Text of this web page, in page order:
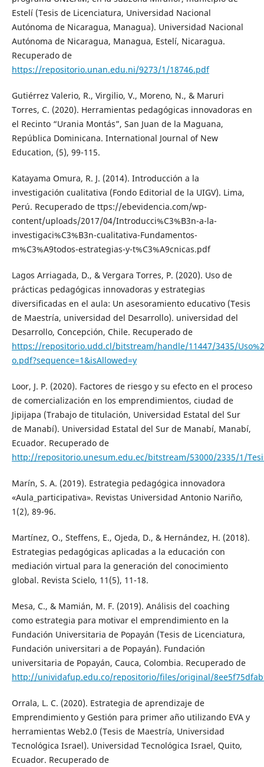
Estelí (Tesis de Licenciatura, Universidad Nacional
Autónoma de Nicaragua, Managua). Universidad Nacional
Autónoma de Nicaragua, Managua, Estelí, Nicaragua.
Recuperado de
https://repositorio.unan.edu.ni/9273/1/18746.pdf
Gutiérrez Valerio, R., Virgilio, V., Moreno, N., & Maruri
Torres, C. (2020). Herramientas pedagógicas innovadoras en
el Recinto “Urania Montás”, San Juan de la Maguana,
República Dominicana. International Journal of New
Education, (5), 99-115.
Katayama Omura, R. J. (2014). Introducción a la
investigación cualitativa (Fondo Editorial de la UIGV). Lima,
Perú. Recuperado de ttps://ebevidencia.com/wp-
content/uploads/2017/04/Introducci%C3%B3n-a-la-
investigaci%C3%B3n-cualitativa-Fundamentos-
m%C3%A9todos-estrategias-y-t%C3%A9cnicas.pdf
Lagos Arriagada, D., & Vergara Torres, P. (2020). Uso de
prácticas pedagógicas innovadoras y estrategias
diversificadas en el aula: Un asesoramiento educativo (Tesis
de Maestría, universidad del Desarrollo). universidad del
Desarrollo, Concepción, Chile. Recuperado de
https://repositorio.udd.cl/bitstream/handle/11447/3435/
o.pdf?sequence=1&isAllowed=y
Loor, J. P. (2020). Factores de riesgo y su efecto en el proceso
de comercialización en los emprendimientos, ciudad de
Jipijapa (Trabajo de titulación, Universidad Estatal del Sur
de Manabí). Universidad Estatal del Sur de Manabí, Manabí,
Ecuador. Recuperado de
http://repositorio.unesum.edu.ec/bitstream/53000/2335/1/
Marín, S. A. (2019). Estrategia pedagógica innovadora
«Aula_participativa». Revistas Universidad Antonio Nariño,
1(2), 89-96.
Martínez, O., Steffens, E., Ojeda, D., & Hernández, H. (2018).
Estrategias pedagógicas aplicadas a la educación con
mediación virtual para la generación del conocimiento
global. Revista Scielo, 11(5), 11-18.
Mesa, C., & Mamián, M. F. (2019). Análisis del coaching
como estrategia para motivar el emprendimiento en la
Fundación Universitaria de Popayán (Tesis de Licenciatura,
Fundación universitari a de Popayán). Fundación
universitaria de Popayán, Cauca, Colombia. Recuperado de
http://unividafup.edu.co/repositorio/files/original/
Orrala, L. C. (2020). Estrategia de aprendizaje de
Emprendimiento y Gestión para primer año utilizando EVA y
herramientas Web2.0 (Tesis de Maestría, Universidad
Tecnológica Israel). Universidad Tecnológica Israel, Quito,
Ecuador. Recuperado de